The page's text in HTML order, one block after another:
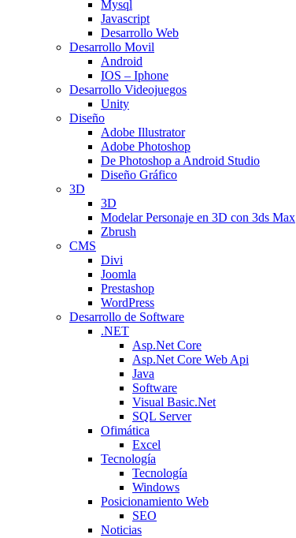
Mysql
Javascript
Desarrollo Web
Desarrollo Movil
Android
IOS – Iphone
Desarrollo Videojuegos
Unity
Diseño
Adobe Illustrator
Adobe Photoshop
De Photoshop a Android Studio
Diseño Gráfico
3D
3D
Modelar Personaje en 3D con 3ds Max
Zbrush
CMS
Divi
Joomla
Prestashop
WordPress
Desarrollo de Software
.NET
Asp.Net Core
Asp.Net Core Web Api
Java
Software
Visual Basic.Net
SQL Server
Ofimática
Excel
Tecnología
Tecnología
Windows
Posicionamiento Web
SEO
Noticias